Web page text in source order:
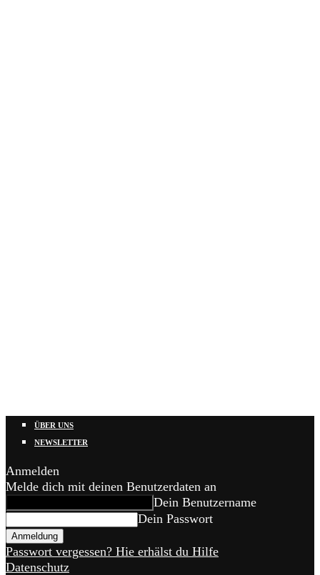
ÜBER UNS
NEWSLETTER
Anmelden
Melde dich mit deinen Benutzerdaten an
Dein Benutzername
Dein Passwort
Passwort vergessen? Hie erhälst du Hilfe
Datenschutz